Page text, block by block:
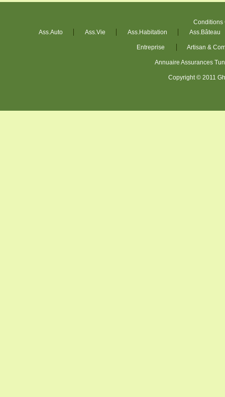
Conditions
Ass.Auto
Ass.Vie Ass.Habitation Ass.Bâteau
Entreprise Artisan &
Annuaire Assurances
Copyright © 2011